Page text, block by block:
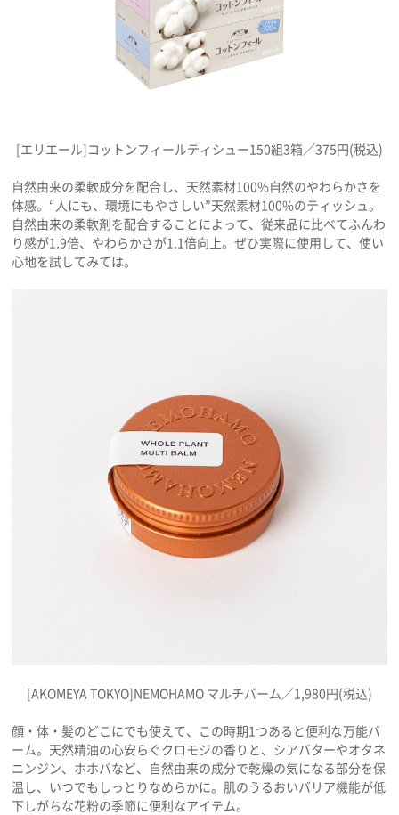
[エリエール]コットンフィールティシュー150組3箱／375円(税込)
自然由来の柔軟成分を配合し、天然素材100%自然のやわらかさを
体感。“人にも、環境にもやさしい”天然素材100%のティッシュ。
自然由来の柔軟剤を配合することによって、従来品に比べてふんわ
り感が1.9倍、やわらかさが1.1倍向上。ぜひ実際に使用して、使い
心地を試してみては。
[AKOMEYA TOKYO]NEMOHAMO マルチバーム／1,980円(税込)
顔・体・髪のどこにでも使えて、この時期1つあると便利な万能バ
ーム。天然精油の心安らぐクロモジの香りと、シアバターやオタネ
ニンジン、ホホバなど、自然由来の成分で乾燥の気になる部分を保
温し、いつでもしっとりなめらかに。肌のうるおいバリア機能が低
下しがちな花粉の季節に便利なアイテム。